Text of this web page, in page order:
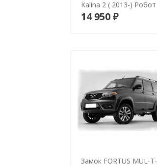
Kalina 2 ( 2013-) Робот
14 950 ₽В корзину
Замок FORTUS MUL-T-